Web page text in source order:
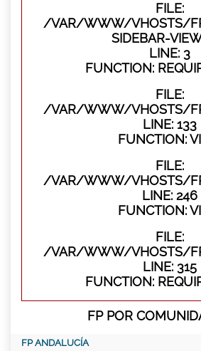
FILE:
/VAR/WWW/VHOSTS/
SIDEBAR-
LINE: 3
FUNCTION:
FILE:
/VAR/WWW/VHOSTS/
LINE: 133
FUNCTION:
FILE:
/VAR/WWW/VHOSTS/
LINE: 246
FUNCTION:
FILE:
/VAR/WWW/VHOSTS/
LINE: 315
FUNCTION:
FP POR
FP ANDALUCÍA